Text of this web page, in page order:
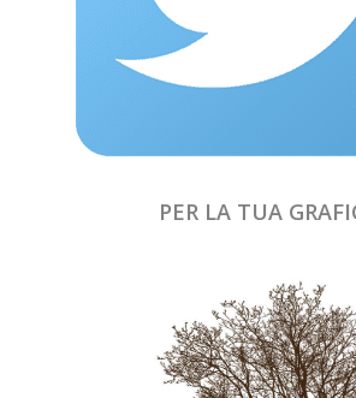
PER LA TUA